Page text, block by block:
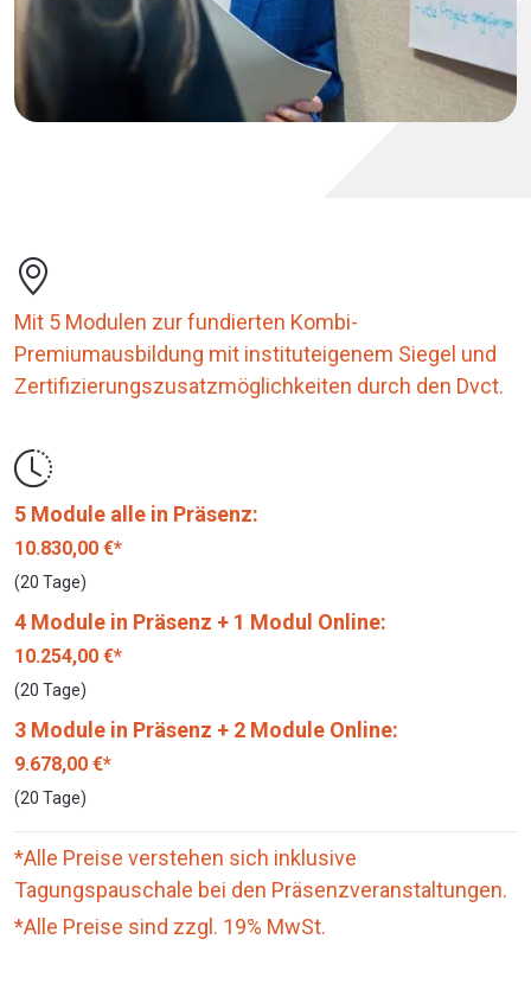
Mit 5 Modulen zur fundierten Kombi-
Premiumausbildung mit instituteigenem Siegel und
Zertifizierungszusatzmöglichkeiten durch den Dvct.
5 Module alle in Präsenz:
10.830,00 €*
(20 Tage)
4 Module in Präsenz + 1 Modul Online:
10.254,00 €*
(20 Tage)
3 Module in Präsenz + 2 Module Online:
9.678,00 €*
(20 Tage)
*Alle Preise verstehen sich inklusive
Tagungspauschale bei den Präsenzveranstaltungen.
*Alle Preise sind zzgl. 19% MwSt.